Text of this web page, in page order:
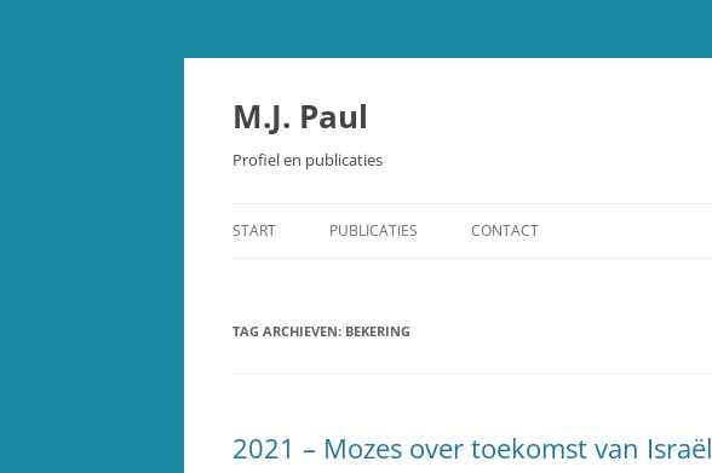
Spring
M.J. Paul
Profiel en publicaties
START PUBLICATIES
STUDIEBIJBEL OUDE TESTAMENT
CONTACT
TAG ARCHIEVEN: BEKERING
2021 – Mozes over toekomst van Israël